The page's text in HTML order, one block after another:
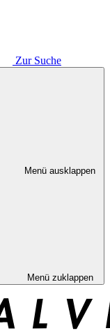
Zur Suche
Menü ausklappen
Menü zuklappen